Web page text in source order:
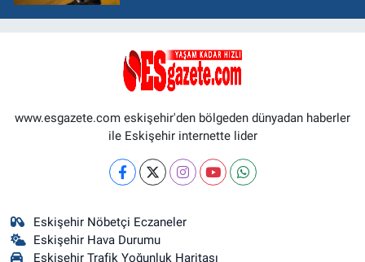
www.esgazete.com eskişehir'den bölgeden dünyadan haberler
ile Eskişehir internette lider
Eskişehir Nöbetçi Eczaneler
Eskişehir Hava Durumu
Eskişehir Trafik Yoğunluk Haritası